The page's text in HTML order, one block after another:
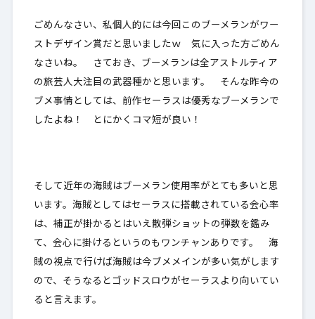
ごめんなさい、私個人的には今回このブーメランがワー
ストデザイン賞だと思いましたｗ 気に入った方ごめん
なさいね。 さておき、ブーメランは全アストルティア
の旅芸人大注目の武器種かと思います。 そんな昨今の
ブメ事情としては、前作セーラスは優秀なブーメランで
したよね！ とにかくコマ短が良い！
そして近年の海賊はブーメラン使用率がとても多いと思
います。海賊としてはセーラスに搭載されている会心率
は、補正が掛かるとはいえ散弾ショットの弾数を鑑み
て、会心に掛けるというのもワンチャンありです。 海
賊の視点で行けば海賊は今ブメメインが多い気がします
ので、そうなるとゴッドスロウがセーラスより向いてい
ると言えます。